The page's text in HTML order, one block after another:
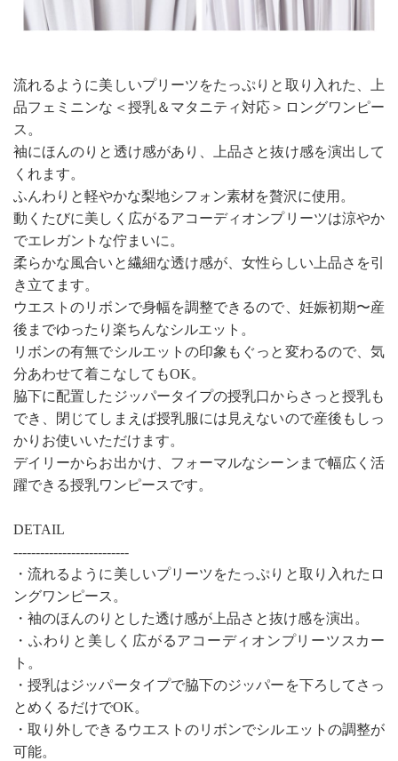
流れるように美しいプリーツをたっぷりと取り入れた、上
品フェミニンな＜授乳＆マタニティ対応＞ロングワンピー
ス。
袖にほんのりと透け感があり、上品さと抜け感を演出して
くれます。
ふんわりと軽やかな梨地シフォン素材を贅沢に使用。
動くたびに美しく広がるアコーディオンプリーツは涼やか
でエレガントな佇まいに。
柔らかな風合いと繊細な透け感が、女性らしい上品さを引
き立てます。
ウエストのリボンで身幅を調整できるので、妊娠初期〜産
後までゆったり楽ちんなシルエット。
リボンの有無でシルエットの印象もぐっと変わるので、気
分あわせて着こなしてもOK。
脇下に配置したジッパータイプの授乳口からさっと授乳も
でき、閉じてしまえば授乳服には見えないので産後もしっ
かりお使いいただけます。
デイリーからお出かけ、フォーマルなシーンまで幅広く活
躍できる授乳ワンピースです。
DETAIL
--------------------------
・流れるように美しいプリーツをたっぷりと取り入れたロ
ングワンピース。
・袖のほんのりとした透け感が上品さと抜け感を演出。
・ふわりと美しく広がるアコーディオンプリーツスカー
ト。
・授乳はジッパータイプで脇下のジッパーを下ろしてさっ
とめくるだけでOK。
・取り外しできるウエストのリボンでシルエットの調整が
可能。